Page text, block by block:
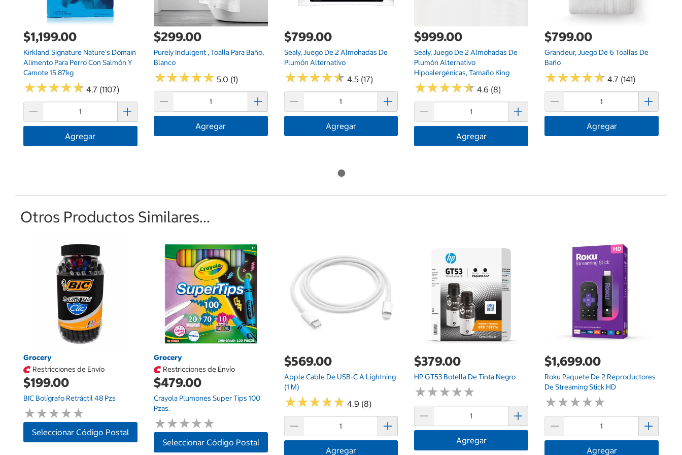
$1,199.00
Kirkland Signature Nature's Domain
Alimento Para Perro Con Salmón Y
Camote 15.87kg
★★★★★
★★★★★ 4.7 (1107)
Agregar
$299.00
Purely Indulgent , Toalla Para Baño,
Blanco
★★★★★
★★★★★ 5.0 (1)
Agregar
$799.00
Sealy, Juego De 2 Almohadas De
Plumón Alternativo
★★★★★
★★★★★ 4.5 (17)
Agregar
$999.00
Sealy, Juego De 2 Almohadas De
Plumón Alternativo
Hipoalergénicas, Tamaño King
★★★★★
★★★★★ 4.6 (8)
Agregar
$799.00
Grandeur, Juego De 6 Toallas De
Baño
★★★★★
★★★★★ 4.7 (141)
Agregar
Otros Productos Similares...
Grocery
Restricciones de Envío
$199.00
BIC Bolígrafo Retráctil 48 Pzs
★★★★★
★★★★★
Seleccionar Código Postal
Grocery
Restricciones de Envío
$479.00
Crayola Plumones Super Tips 100
Pzas.
★★★★★
★★★★★
Seleccionar Código Postal
$569.00
Apple Cable De USB-C A Lightning
(1 M)
★★★★★
★★★★★ 4.9 (8)
Agregar
$379.00
HP GT53 Botella De Tinta Negro
★★★★★
★★★★★
Agregar
$1,699.00
Roku Paquete De 2 Reproductores
De Streaming Stick HD
★★★★★
★★★★★
Agregar